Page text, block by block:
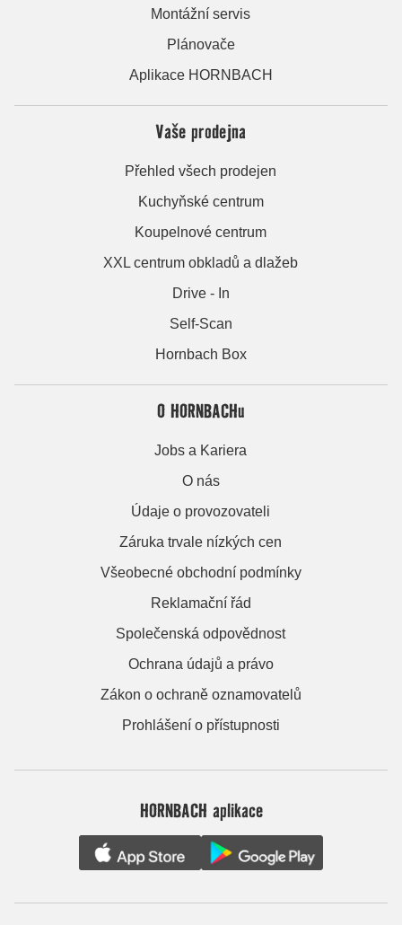
Montážní servis
Plánovače
Aplikace HORNBACH
Vaše prodejna
Přehled všech prodejen
Kuchyňské centrum
Koupelnové centrum
XXL centrum obkladů a dlažeb
Drive - In
Self-Scan
Hornbach Box
O HORNBACHu
Jobs a Kariera
O nás
Údaje o provozovateli
Záruka trvale nízkých cen
Všeobecné obchodní podmínky
Reklamační řád
Společenská odpovědnost
Ochrana údajů a právo
Zákon o ochraně oznamovatelů
Prohlášení o přístupnosti
HORNBACH aplikace